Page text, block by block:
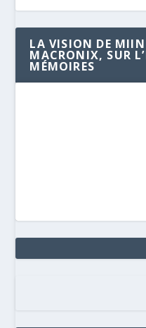
LA VISION DE MIIN
MACRONIX, SUR
MÉMOIRES